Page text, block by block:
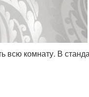
комнату. В